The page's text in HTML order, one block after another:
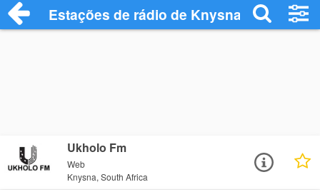
Estações de rádio de Knysna - Ouça
Ukholo Fm
Web
Knysna, South Africa